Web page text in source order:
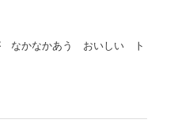
なかなかあう おいしい ト